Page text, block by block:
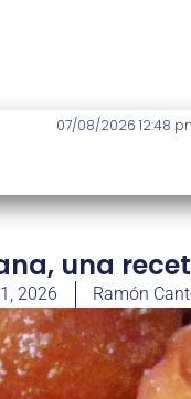
07/08/2026 12:48
una
2026 Ramón